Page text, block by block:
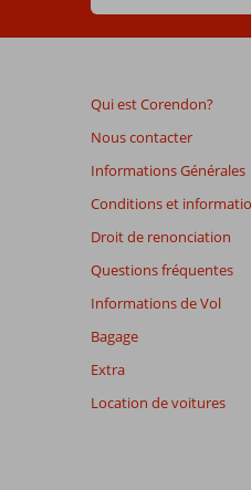
avis
datant
de
mois
ne
plus
affichés
de
garantir
présentés.
Qui est Corendon?
Nous contacter
Informations Générales
Conditions et
Droit de renonciation
Questions fréquentes
Informations de Vol
Bagage
Extra
Location de voitures